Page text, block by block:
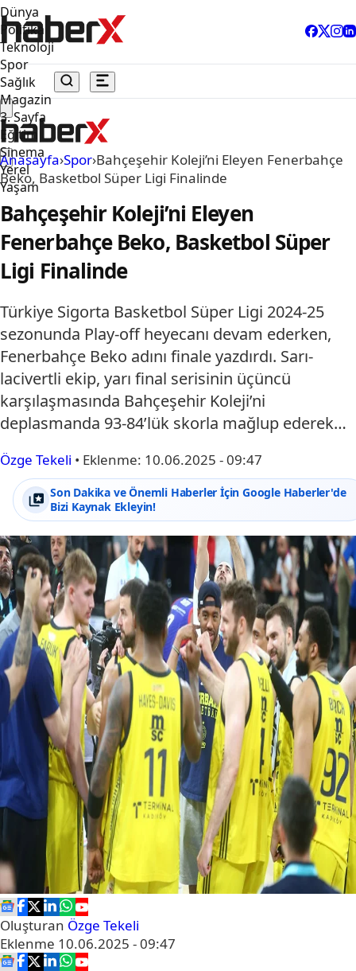
Dünya
Politika
Teknoloji
Spor
Sağlık
Magazin
3. Sayfa
Eğitim
Sinema
Yerel
Yaşam
Anasayfa›Spor›Bahçeşehir Koleji’ni Eleyen Fenerbahçe
Beko, Basketbol Süper Ligi Finalinde
Bahçeşehir Koleji’ni Eleyen
Fenerbahçe Beko, Basketbol Süper
Ligi Finalinde
Türkiye Sigorta Basketbol Süper Ligi 2024-25
sezonunda Play-off heyecanı devam ederken,
Fenerbahçe Beko adını finale yazdırdı. Sarı-
lacivertli ekip, yarı final serisinin üçüncü
karşılaşmasında Bahçeşehir Koleji’ni
deplasmanda 93-84’lük skorla mağlup ederek…
Özge Tekeli • Eklenme: 10.06.2025 - 09:47
Son Dakika ve Önemli Haberler İçin Google Haberler'de
Bizi Kaynak Ekleyin!
Oluşturan Özge Tekeli
Eklenme 10.06.2025 - 09:47